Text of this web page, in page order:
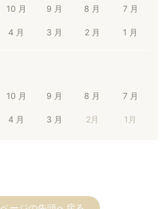
10 月 9 月 8 月 7 月
4 月 3 月 2 月 1 月
10 月 9 月 8 月 7 月
4 月 3 月 2月 1月